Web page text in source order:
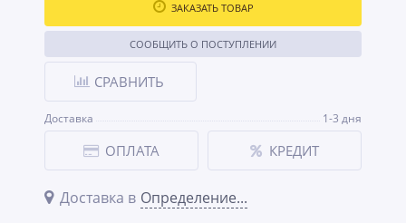
ЗАКАЗАТЬ ТОВАР
СООБЩИТЬ О ПОСТУПЛЕНИИ
СРАВНИТЬ
Доставка 1-3 дня
ОПЛАТА КРЕДИТ
Доставка в Определение...